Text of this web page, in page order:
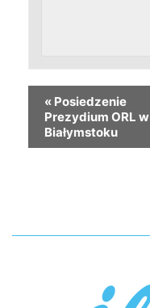
« Posiedzenie
Prezydium ORL w
Białymstoku